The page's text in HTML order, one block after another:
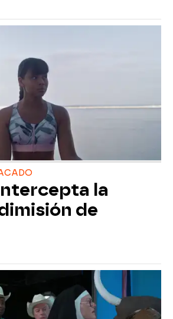
la
de